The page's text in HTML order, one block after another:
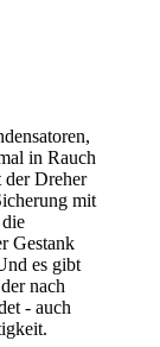
in Rauch
der Dreher
mit
Gestank
es gibt
nach
- auch